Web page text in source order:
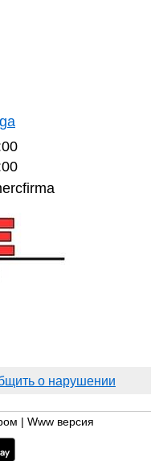
о нарушении
Www версия